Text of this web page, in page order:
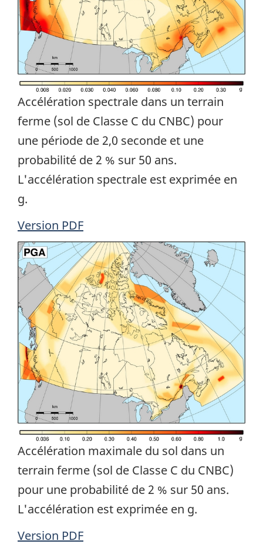
Accélération spectrale dans un terrain
ferme (sol de Classe C du CNBC) pour
une période de 2,0 seconde et une
probabilité de 2 % sur 50 ans.
L'accélération spectrale est exprimée en
g.
Version PDF
Accélération maximale du sol dans un
terrain ferme (sol de Classe C du CNBC)
pour une probabilité de 2 % sur 50 ans.
L'accélération est exprimée en g.
Version PDF